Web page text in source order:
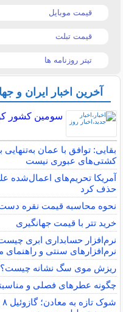
قیمت موبایل
قیمت تبلت
تیتر روزنامه ها
آخرین اخبار ایران و
سومین کشور
بقایی: توافق با عمان
کشتی‌های عبوری نیست
آمریکا تحریم‌های اعمال‌شده
حذف کرد
نحوه محاسبه قیمت نقره
خرید تتر با قیمت جهانگیری
نرم‌افزارهای سنتی و راهنمای
ریزش موی سگ نشانه چیست؟ ۷ دلیل مهم که باید
چگونه عطرهای فصلی و